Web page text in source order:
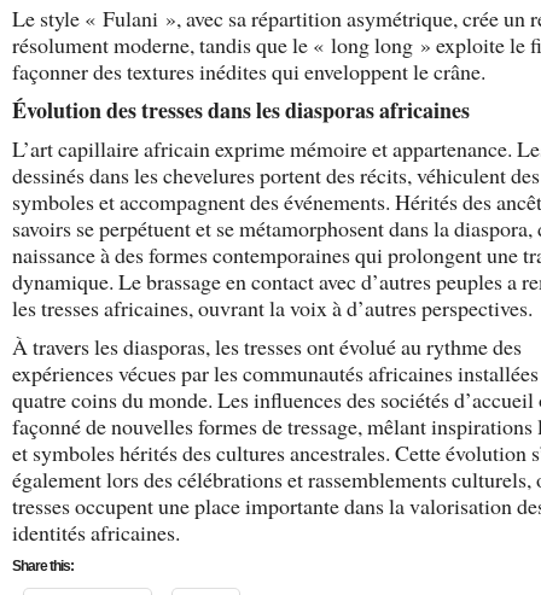
Le style « Fulani », avec sa répartition asymétrique, crée un
résolument moderne, tandis que le « long long » exploite le
façonner des textures inédites qui enveloppent le crâne.
Évolution des tresses dans les diasporas africaines
L’art capillaire africain exprime mémoire et appartenance.
dessinés dans les chevelures portent des récits, véhiculent des
symboles et accompagnent des événements. Hérités des
savoirs se perpétuent et se métamorphosent dans la diaspora,
naissance à des formes contemporaines qui prolongent une
dynamique. Le brassage en contact avec d’autres peuples a
les tresses africaines, ouvrant la voix à d’autres perspectives.
À travers les diasporas, les tresses ont évolué au rythme des
expériences vécues par les communautés africaines
quatre coins du monde. Les influences des sociétés d’accueil
façonné de nouvelles formes de tressage, mêlant inspirations
et symboles hérités des cultures ancestrales. Cette évolution
également lors des célébrations et rassemblements culturels,
tresses occupent une place importante dans la valorisation
identités africaines.
Share this: